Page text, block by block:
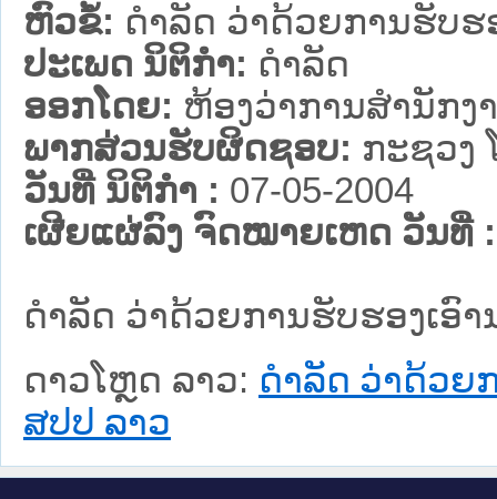
ຫົວຂໍ້: ດຳລັດ ວ່າດ້ວຍການຮັບຮ
ປະເພດ ນິຕິກໍາ: ດໍາລັດ
ອອກໂດຍ: ຫ້ອງວ່າການສຳນັກ
ພາກສ່ວນຮັບຜິດຊອບ: ກະຊວງ
ວັນທີ່ ນິຕິກໍາ : 07-05-2004
ເຜີຍແຜ່ລົງ ຈົດໝາຍເຫດ ວັນທີ່ :
ດຳລັດ ວ່າດ້ວຍການຮັບຮອງເອົ
ດາວໂຫຼດ ລາວ: ດຳລັດ ວ່າດ້ວຍ
ສປປ ລາວ